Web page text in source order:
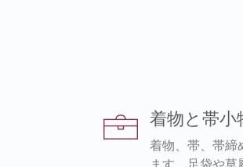
着物と帯小
着物、帯、帯締